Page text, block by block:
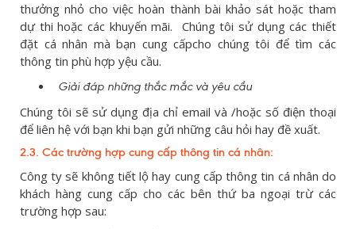
thưởng nhỏ cho việc hoàn thành bài khảo sát hoặc tham
dự thi hoặc các khuyến mãi. Chúng tôi sử dụng các thiết
đặt cá nhân mà bạn cung cấpcho chúng tôi để tìm các
thông tin phù hợp yệu cầu.
Giải đáp những thắc mắc và yêu cầu
Chúng tôi sẽ sử dụng địa chỉ email và /hoặc số điện thoại
để liên hệ với bạn khi bạn gửi những câu hỏi hay đề xuất.
2.3. Các trường hợp cung cấp thông tin cá nhân:
Công ty sẽ không tiết lộ hay cung cấp thông tin cá nhân do
khách hàng cung cấp cho các bên thứ ba ngoại trừ các
trường hợp sau: